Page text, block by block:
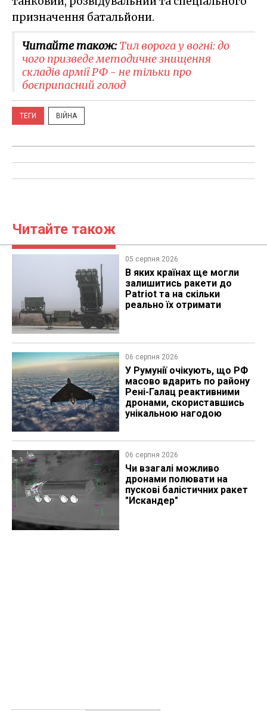
призначення батальйони.
Читайте також:Тил ворога у вогні: до
чого призведе методичне знищення
складів армії РФ - не тільки про
боєприпасний голод
ТЕГИ ВІЙНА
Читайте також
05 серпня 2026
В яких країнах ще могли
залишитись ракети до
Patriot та на скільки
реально їх отримати
06 серпня 2026
У Румунії очікують, що РФ
масово вдарить по району
Рені-Галац реактивними
дронами, скориставшись
унікальною нагодою
06 серпня 2026
Чи взагалі можливо
дронами полювати на
пускові балістичних ракет
"Искандер"